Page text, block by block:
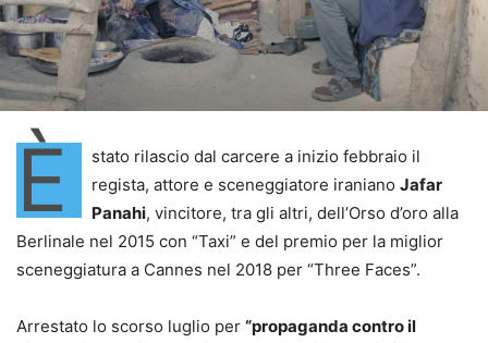
È
stato rilascio dal carcere a inizio febbraio il
regista, attore e sceneggiatore iraniano Jafar
Panahi, vincitore, tra gli altri, dell’Orso d’oro alla
Berlinale nel 2015 con “Taxi” e del premio per la miglior
sceneggiatura a Cannes nel 2018 per “Three Faces”.
Arrestato lo scorso luglio per “propaganda contro il